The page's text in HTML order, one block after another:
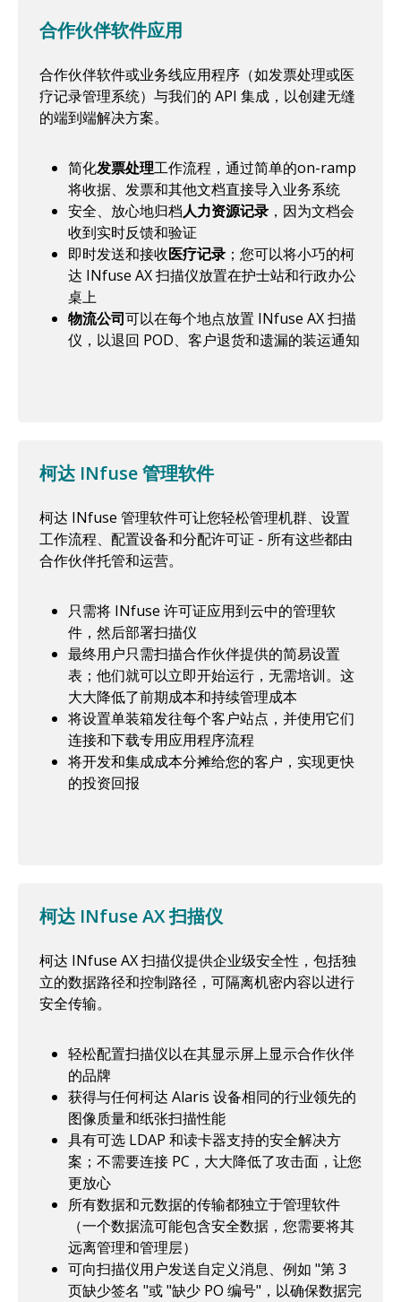
合作伙伴软件应用
合作伙伴软件或业务线应用程序（如发票处理或医
疗记录管理系统）与我们的 API 集成，以创建无缝
的端到端解决方案。
简化发票处理工作流程，通过简单的on-ramp
将收据、发票和其他文档直接导入业务系统
安全、放心地归档人力资源记录 ，因为文档会
收到实时反馈和验证
即时发送和接收医疗记录 ；您可以将小巧的柯
达 INfuse AX 扫描仪放置在护士站和行政办公
桌上
物流公司可以在每个地点放置 INfuse AX 扫描
仪，以退回 POD、客户退货和遗漏的装运通知
柯达 INfuse 管理软件
柯达 INfuse 管理软件可让您轻松管理机群、设置
工作流程、配置设备和分配许可证 - 所有这些都由
合作伙伴托管和运营。
只需将 INfuse 许可证应用到云中的管理软
件，然后部署扫描仪
最终用户只需扫描合作伙伴提供的简易设置
表；他们就可以立即开始运行，无需培训。这
大大降低了前期成本和持续管理成本
将设置单装箱发往每个客户站点，并使用它们
连接和下载专用应用程序流程
将开发和集成成本分摊给您的客户，实现更快
的投资回报
柯达 INfuse AX 扫描仪
柯达 INfuse AX 扫描仪提供企业级安全性，包括独
立的数据路径和控制路径，可隔离机密内容以进行
安全传输。
轻松配置扫描仪以在其显示屏上显示合作伙伴
的品牌
获得与任何柯达 Alaris 设备相同的行业领先的
图像质量和纸张扫描性能
具有可选 LDAP 和读卡器支持的安全解决方
案；不需要连接 PC，大大降低了攻击面，让您
更放心
所有数据和元数据的传输都独立于管理软件
（一个数据流可能包含安全数据，您需要将其
远离管理和管理层）
可向扫描仪用户发送自定义消息、例如 "第 3
页缺少签名 "或 "缺少 PO 编号"，以确保数据完